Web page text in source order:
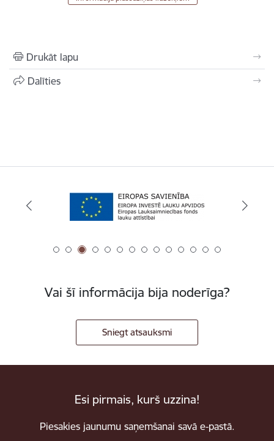
Drukāt lapu
Dalīties
Vai šī informācija bija noderīga?
Sniegt atsauksmi
Esi pirmais, kurš uzzina!
Piesakies jaunumu saņemšanai savā e-pastā.